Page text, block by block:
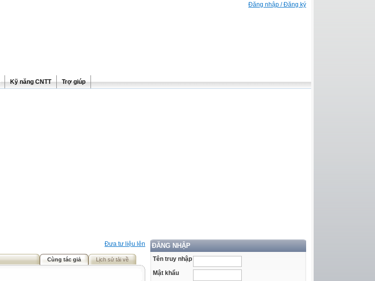
Đăng nhập / Đăng ký
Kỹ năng CNTT Trợ giúp
ĐĂNG NHẬP
Tên truy nhập
Mật khẩu
Đưa tư liệu lên
Cùng tác giả Lịch sử tải về